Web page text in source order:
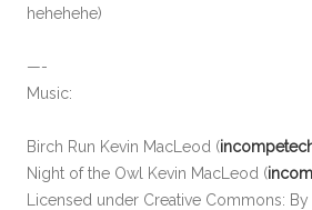
hehehehe)
—-
Music:
Birch Run Kevin MacLeod (
Night of the Owl Kevin MacLeod (
Licensed under Creative Commons: